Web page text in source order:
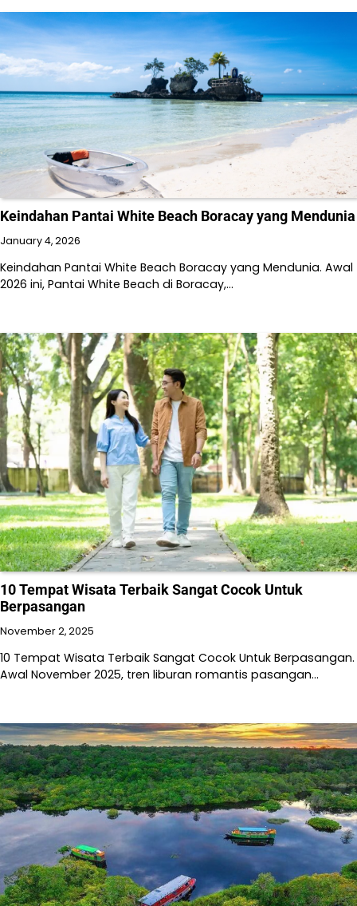
Keindahan Pantai White Beach Boracay yang Mendunia
January 4, 2026
Keindahan Pantai White Beach Boracay yang Mendunia. Awal
2026 ini, Pantai White Beach di Boracay,…
10 Tempat Wisata Terbaik Sangat Cocok Untuk
Berpasangan
November 2, 2025
10 Tempat Wisata Terbaik Sangat Cocok Untuk Berpasangan.
Awal November 2025, tren liburan romantis pasangan…